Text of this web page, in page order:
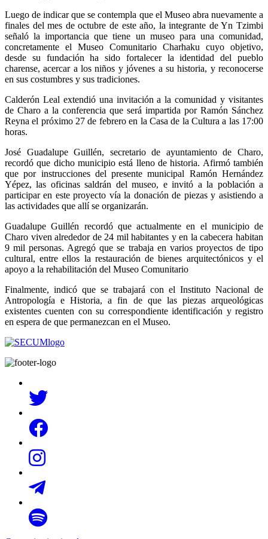
Luego de indicar que se contempla que el Museo abra nuevamente a
finales del mes de octubre de este año, la integrante de Yn Tzimbi
señaló la importancia que tiene un museo para una comunidad,
concretamente el Museo Comunitario Charhaku cuyo objetivo,
desde su fundación ha sido fortalecer la identidad del pueblo
charense, acercar a los niños y jóvenes a su historia, y reconocerse
en sus costumbres y sus tradiciones.
Calderón Leal extendió una invitación a la comunidad y visitantes
de Charo a la conferencia que será impartida por Ramón Sánchez
Reyna el próximo 27 de febrero en la Casa de la Cultura a las 17:00
horas.
José Guadalupe Guillén, secretario de ayuntamiento de Charo,
recordó que dicho municipio está lleno de historia. Afirmó también
que por instrucciones del presente municipal Ramón Hernández
Yépez, las oficinas saldrán del museo, e invitó a la población a
participar en este proyecto vía la donación de piezas y asistiendo a
las actividades que allí se organizarán.
Guadalupe Guillén recordó que actualmente en el municipio de
Charo viven alrededor de 24 mil habitantes y en la cabecera habitan
9 mil personas. Agregó que se trabaja en varios proyectos de tipo
cultural, entre ellos la restauración de bienes arquitectónicos y el
apoyo a la rehabilitación del Museo Comunitario
Finalmente, indicó que se trabajará con el Instituto Nacional de
Antropología e Historia, a fin de que las piezas arqueológicas
existentes cuenten con su correspondiente identificación y registro
en espera de que permanezcan en el Museo.